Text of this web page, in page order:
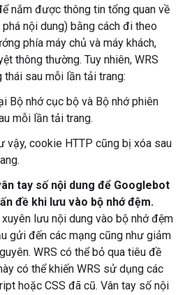
nắm được thông tin tổng quan về
nội dung) bằng cách đi theo
phía máy chủ và máy khách,
thông thường. Tuy nhiên, WRS
sau mỗi lần tải trang:
Bộ nhớ cục bộ và Bộ nhớ phiên
mỗi lần tải trang.
vậy, cookie HTTP cũng bị xóa sau
tay số nội dung để Googlebot
đề khi lưu vào bộ nhớ đệm.
lưu nội dung vào bộ nhớ đệm
gửi đến các mạng cũng như giảm
WRS có thể bỏ qua tiêu đề
có thể khiến WRS sử dụng các
hoặc CSS đã cũ. Vân tay số nội